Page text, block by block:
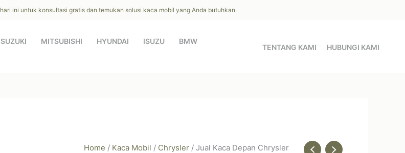
hari ini untuk konsultasi gratis dan temukan solusi kaca mobil yang Anda butuhkan.
SUZUKI MITSUBISHI HYUNDAI ISUZU
BMW
TENTANG KAMI HUBUNGI KAMI
Home / Kaca Mobil / Chrysler / Jual Kaca Depan Chrysler